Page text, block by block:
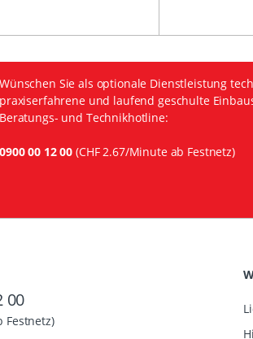
Wünschen Sie als optionale Dienstleistung
praxiserfahrene und laufend geschulte
Beratungs- und Technikhotline:
0900 00 12 00 (CHF 2.67/Minute ab Festnetz)
00
Festnetz)